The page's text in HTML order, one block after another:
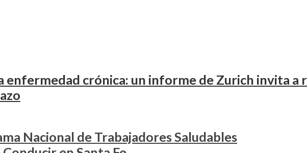
enfermedad crónica: un informe de Zurich invita
Nacional de Trabajadores Saludables